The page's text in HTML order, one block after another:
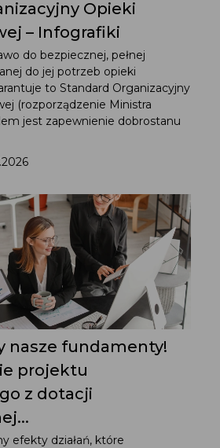
Opieki
– Infografiki
do bezpiecznej, pełnej
do jej potrzeb opieki
to Standard Organizacyjny
(rozporządzenie Ministra
jest zapewnienie dobrostanu
nasze fundamenty!
projektu
z dotacji
efekty działań, które